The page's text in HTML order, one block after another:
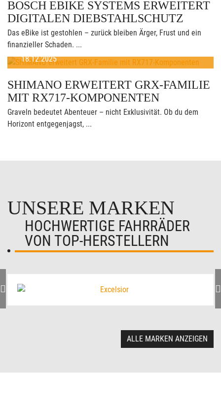
BOSCH EBIKE SYSTEMS ERWEITERT
DIGITALEN DIEBSTAHLSCHUTZ
Das eBike ist gestohlen – zurück bleiben Ärger, Frust und ein
finanzieller Schaden. ...
18.12.2025
SHIMANO ERWEITERT GRX-FAMILIE
MIT RX717-KOMPONENTEN
Graveln bedeutet Abenteuer – nicht Exklusivität. Ob du dem
Horizont entgegenjagst, ...
UNSERE MARKEN
HOCHWERTIGE FAHRRÄDER
VON TOP-HERSTELLERN
ALLE MARKEN ANZEIGEN